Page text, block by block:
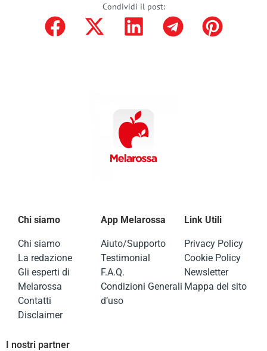
Condividi il post:
Chi siamo
Chi siamo
La redazione
Gli esperti di
Melarossa
Contatti
Disclaimer
App Melarossa
Aiuto/Supporto
Testimonial
F.A.Q.
Condizioni Generali
d’uso
Link Utili
Privacy Policy
Cookie Policy
Newsletter
Mappa del sito
I nostri partner